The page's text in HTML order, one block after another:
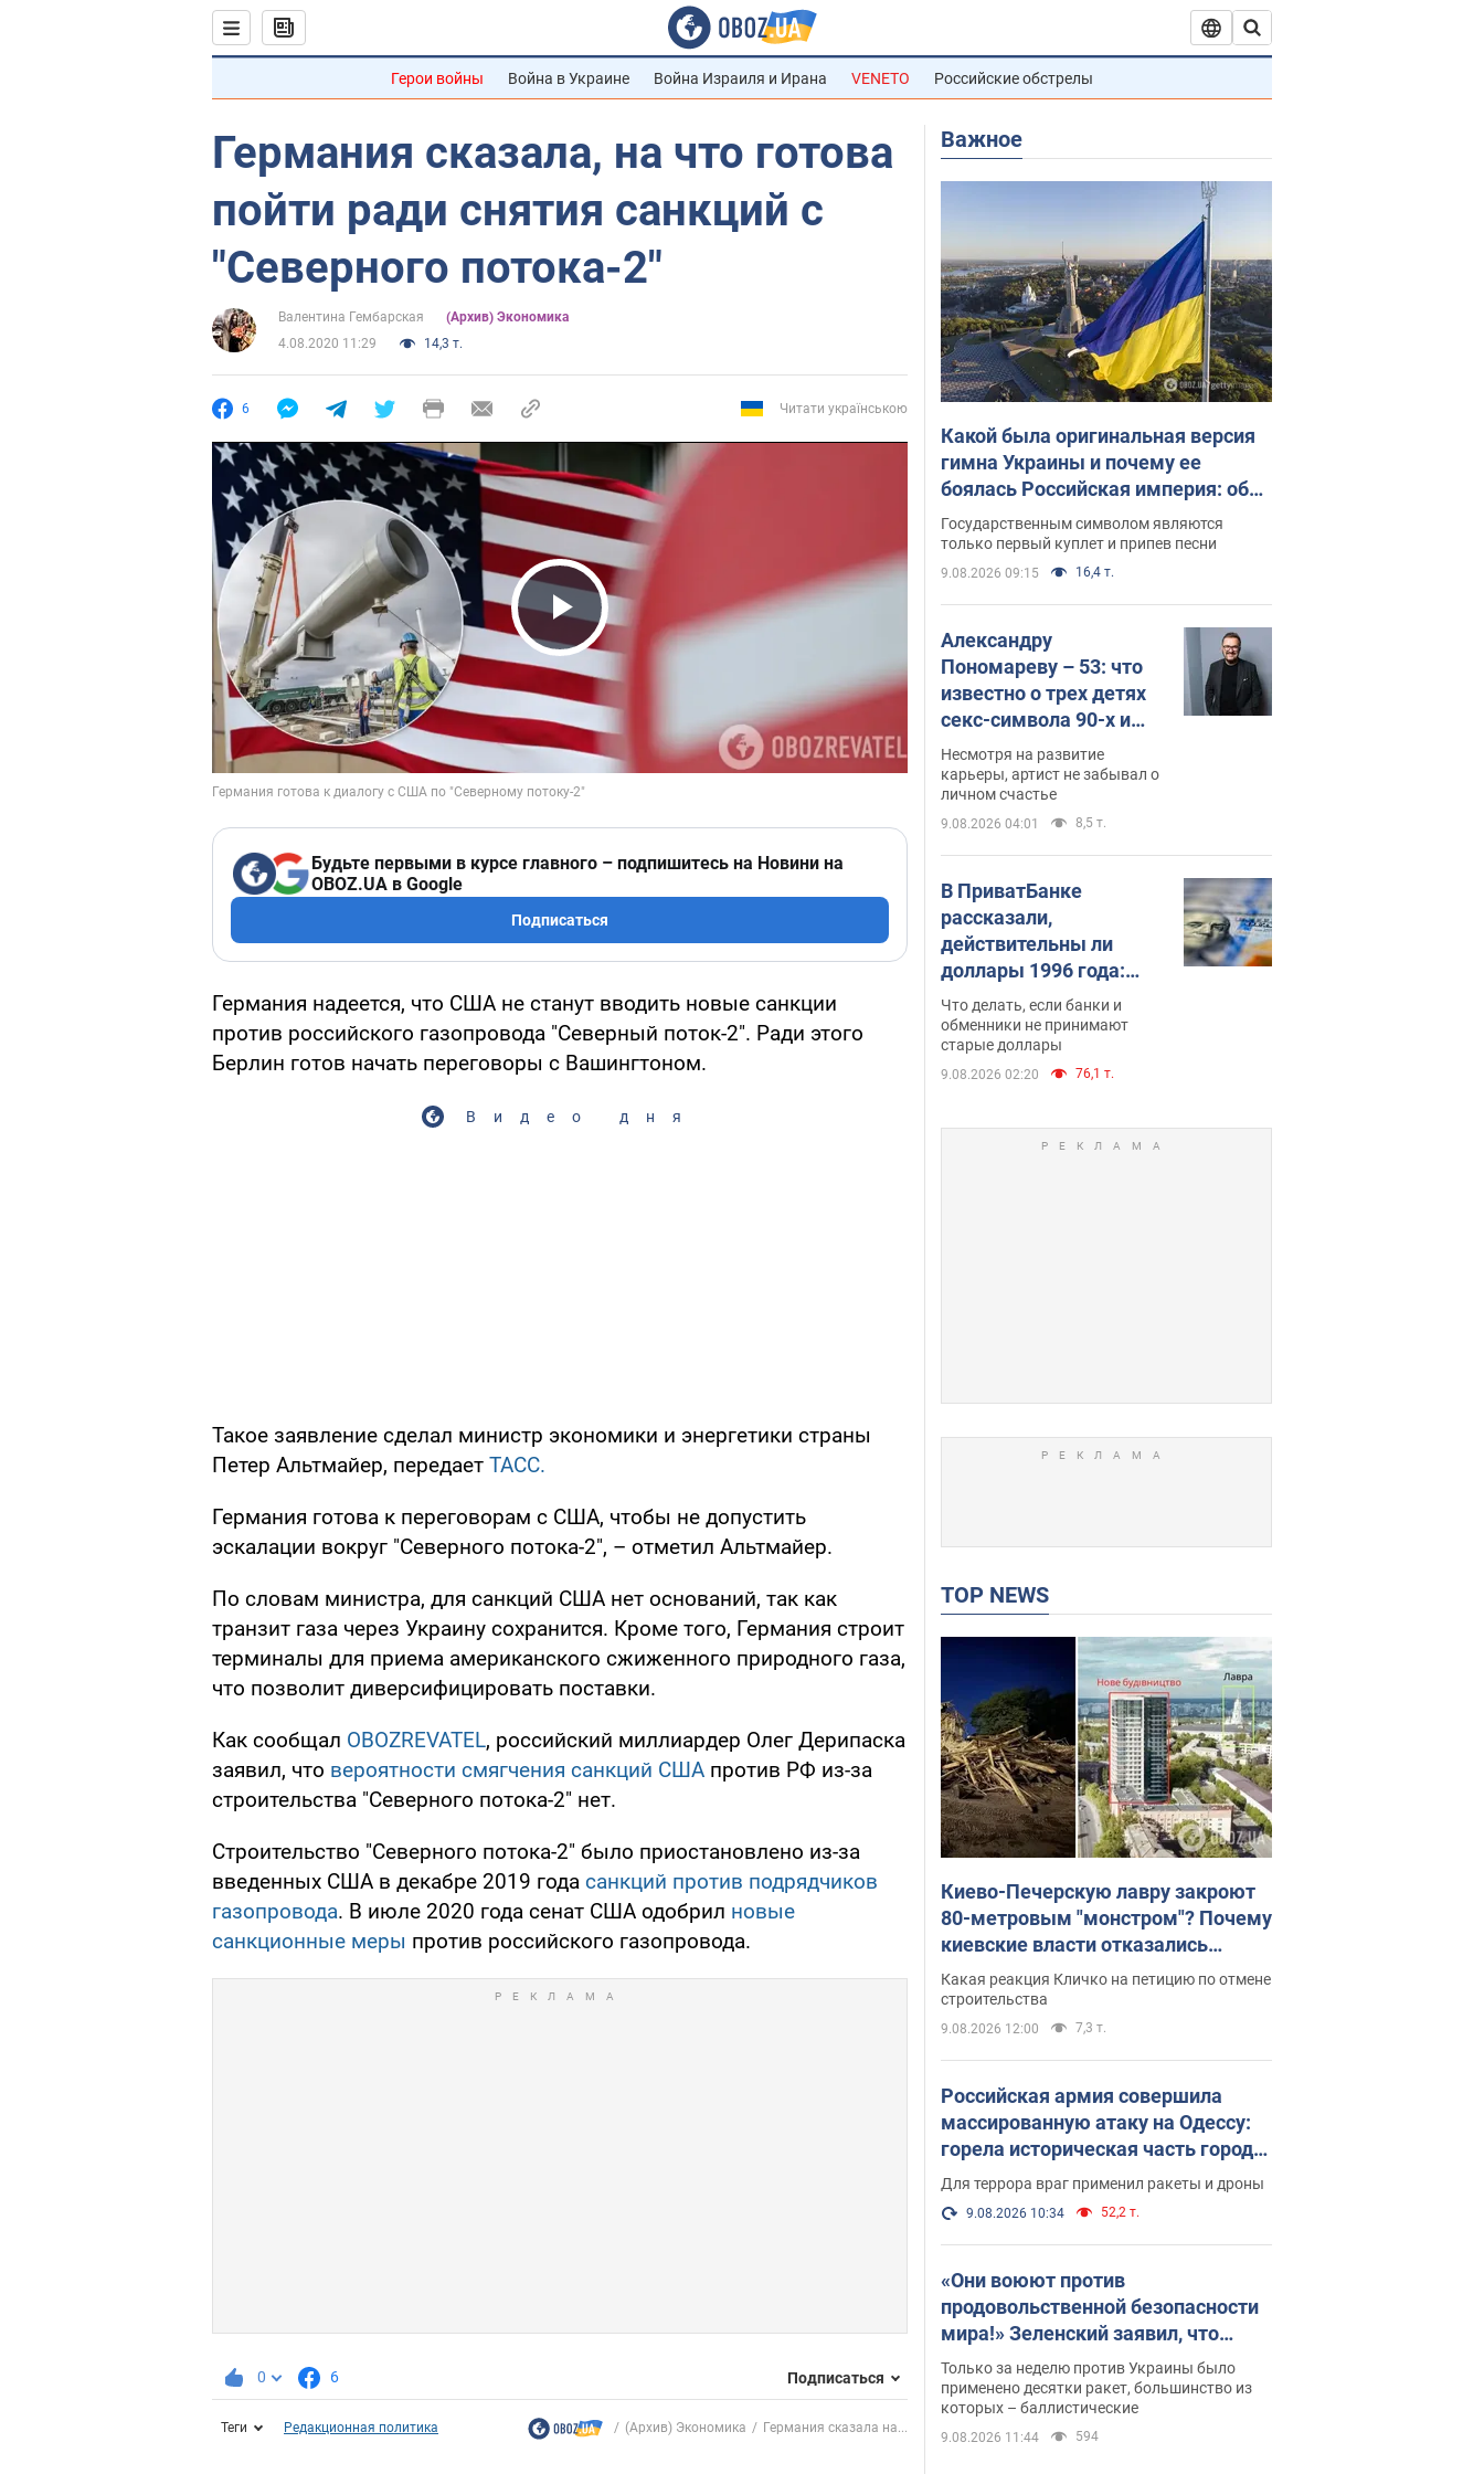
Герои войны Война в Украине Война Израиля и Ирана VENETO Российские обстрелы
Германия сказала, на что готова
пойти ради снятия санкций с
"Северного потока-2"
Валентина Гембарская
(Архив) Экономика
4.08.2020 11:29
14,3 т.
6 Читати українською
Play Video
Будьте первыми в курсе главного – подпишитесь на Новини на
OBOZ.UA в Google
Подписаться
Германия надеется, что США не станут вводить новые санкции
против российского газопровода "Северный поток-2". Ради этого
Берлин готов начать переговоры с Вашингтоном.
Видео дня
Такое заявление сделал министр экономики и энергетики страны
Петер Альтмайер, передает ТАСС.
Германия готова к переговорам с США, чтобы не допустить
эскалации вокруг "Северного потока-2", – отметил Альтмайер.
По словам министра, для санкций США нет оснований, так как
транзит газа через Украину сохранится. Кроме того, Германия строит
терминалы для приема американского сжиженного природного газа,
что позволит диверсифицировать поставки.
Как сообщал OBOZREVATEL, российский миллиардер Олег Дерипаска
заявил, что вероятности смягчения санкций США против РФ из-за
строительства "Северного потока-2" нет.
Строительство "Северного потока-2" было приостановлено из-за
введенных США в декабре 2019 года санкций против подрядчиков
газопровода. В июле 2020 года сенат США одобрил новые
санкционные меры против российского газопровода.
0 6 Подписаться
Теги Редакционная политика (Архив) Экономика Германия сказала на...
Важное
Какой была оригинальная версия
гимна Украины и почему ее
боялась Российская империя: об
этом не рассказывают в школе
Государственным символом являются
только первый куплет и припев песни
9.08.2026 09:15 16,4 т.
Александру
Пономареву – 53: что
известно о трех детях
секс-символа 90-х и
как они выглядят
Несмотря на развитие
карьеры, артист не забывал о
личном счастье
9.08.2026 04:01 8,5 т.
В ПриватБанке
рассказали,
действительны ли
доллары 1996 года:
принимают ли
обменники и банки
такие купюры
Что делать, если банки и
обменники не принимают
старые доллары
9.08.2026 02:20 76,1 т.
TOP NEWS
Киево-Печерскую лавру закроют
80-метровым "монстром"? Почему
киевские власти отказались
остановить строительство
небоскреба "московского
верующего"
Какая реакция Кличко на петицию по отмене
строительства
9.08.2026 12:00 7,3 т.
Российская армия совершила
массированную атаку на Одессу:
горела историческая часть города,
есть пострадавшие. Фото и видео
Для террора враг применил ракеты и дроны
9.08.2026 10:34 52,2 т.
«Они воюют против
продовольственной безопасности
мира!» Зеленский заявил, что
российская армия вновь
обстреляла порт в Одессе
Только за неделю против Украины было
применено десятки ракет, большинство из
которых – баллистические
9.08.2026 11:44 594